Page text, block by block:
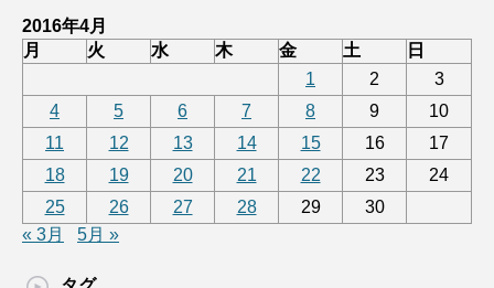
2016年4月
月
火 水 木 金 土
日
1
2
3
4
5 6 7 8 9
10
11
12 13 14 15 16
17
18
19 20 21 22 23
24
25
26 27 28 29
30
« 3月
5月 »